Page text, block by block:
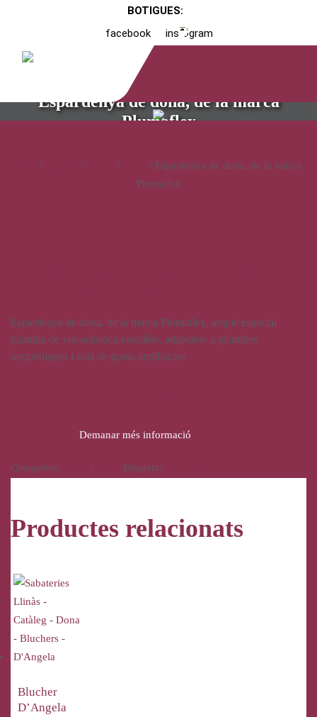
BOTIGUES:
facebook
instagram
Espardenya de dona, de la marca
Plumaflex
/ / /
/ Espardenya de dona, de la marca
Plumaflex
Espardenya de dona, de la marca Plumaflex, ample especial
plantilla de viscoelàstica extraíble, adaptable a plantilles
ortopèdiques i sola de goma antilliscant
Demanar més informació
Categories: , Etiqueta:
Productes relacionats
Blucher
D’Angela